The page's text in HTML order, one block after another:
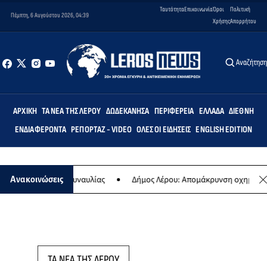
Πέμπτη, 6 Αυγούστου 2026, 04:39
ΤαυτότηταΕπικοινωνίαΌροι
Χρήσης
Πολιτική
Απορρήτου
Αναζήτηση
ΑΡΧΙΚΉ ΤΑ ΝΈΑ ΤΗΣ ΛΈΡΟΥ ΔΩΔΕΚΆΝΗΣΑ ΠΕΡΙΦΈΡΕΙΑ ΕΛΛΆΔΑ ΔΙΕΘΝΉ
ΕΝΔΙΑΦΈΡΟΝΤΑ ΡΕΠΟΡΤΆΖ - VIDEO ΌΛΕΣ ΟΙ ΕΙΔΉΣΕΙΣ ENGLISH EDITION
Ανακοινώσεις
της ετήσιας συναυλίας Δήμος Λέρου: Απομάκρυνση οχημάτων